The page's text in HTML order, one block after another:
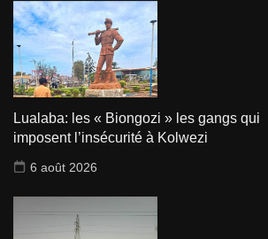
Lualaba: les « Biongozi » les gangs qui
imposent l’insécurité à Kolwezi
6 août 2026